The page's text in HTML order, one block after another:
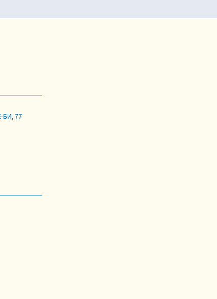
БИ, 77